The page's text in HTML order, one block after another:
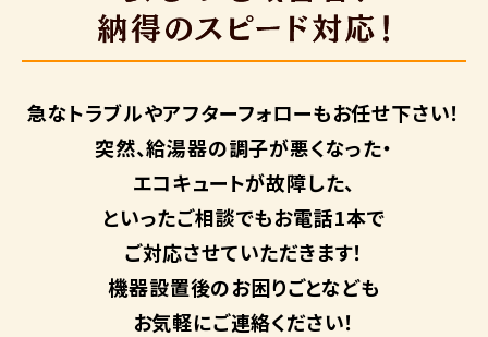
急なトラブルやアフターフォローもお任せ下さい！
突然、給湯器の調子が悪くなった・
エコキュートが故障した、
といったご相談でもお電話1本で
ご対応させていただきます！
機器設置後のお困りごとなども
お気軽にご連絡ください！